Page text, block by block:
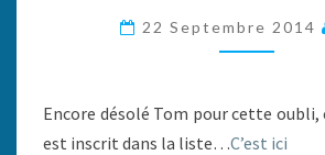
RETARD
PARTI
22 Septembre 2014
Encore désolé Tom pour cette oubli,
est inscrit dans la liste…C’est ici